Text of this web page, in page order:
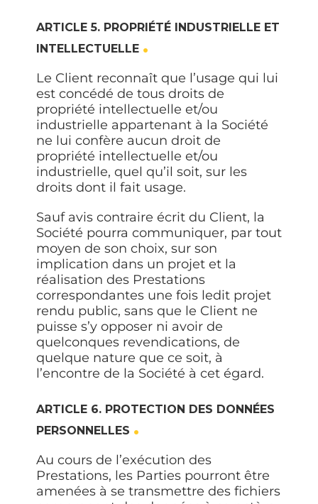
ARTICLE 5. PROPRIÉTÉ INDUSTRIELLE ET
INTELLECTUELLE
Le Client reconnaît que l’usage qui lui
est concédé de tous droits de
propriété intellectuelle et/ou
industrielle appartenant à la Société
ne lui confère aucun droit de
propriété intellectuelle et/ou
industrielle, quel qu’il soit, sur les
droits dont il fait usage.
Sauf avis contraire écrit du Client, la
Société pourra communiquer, par tout
moyen de son choix, sur son
implication dans un projet et la
réalisation des Prestations
correspondantes une fois ledit projet
rendu public, sans que le Client ne
puisse s’y opposer ni avoir de
quelconques revendications, de
quelque nature que ce soit, à
l’encontre de la Société à cet égard.
ARTICLE 6. PROTECTION DES DONNÉES
PERSONNELLES
Au cours de l’exécution des
Prestations, les Parties pourront être
amenées à se transmettre des fichiers